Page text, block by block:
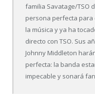
familia Savatage/TSO
persona perfecta para
la música y ya ha
directo con TSO. Sus
Johnny Middleton
perfecta: la banda
impecable y sonará